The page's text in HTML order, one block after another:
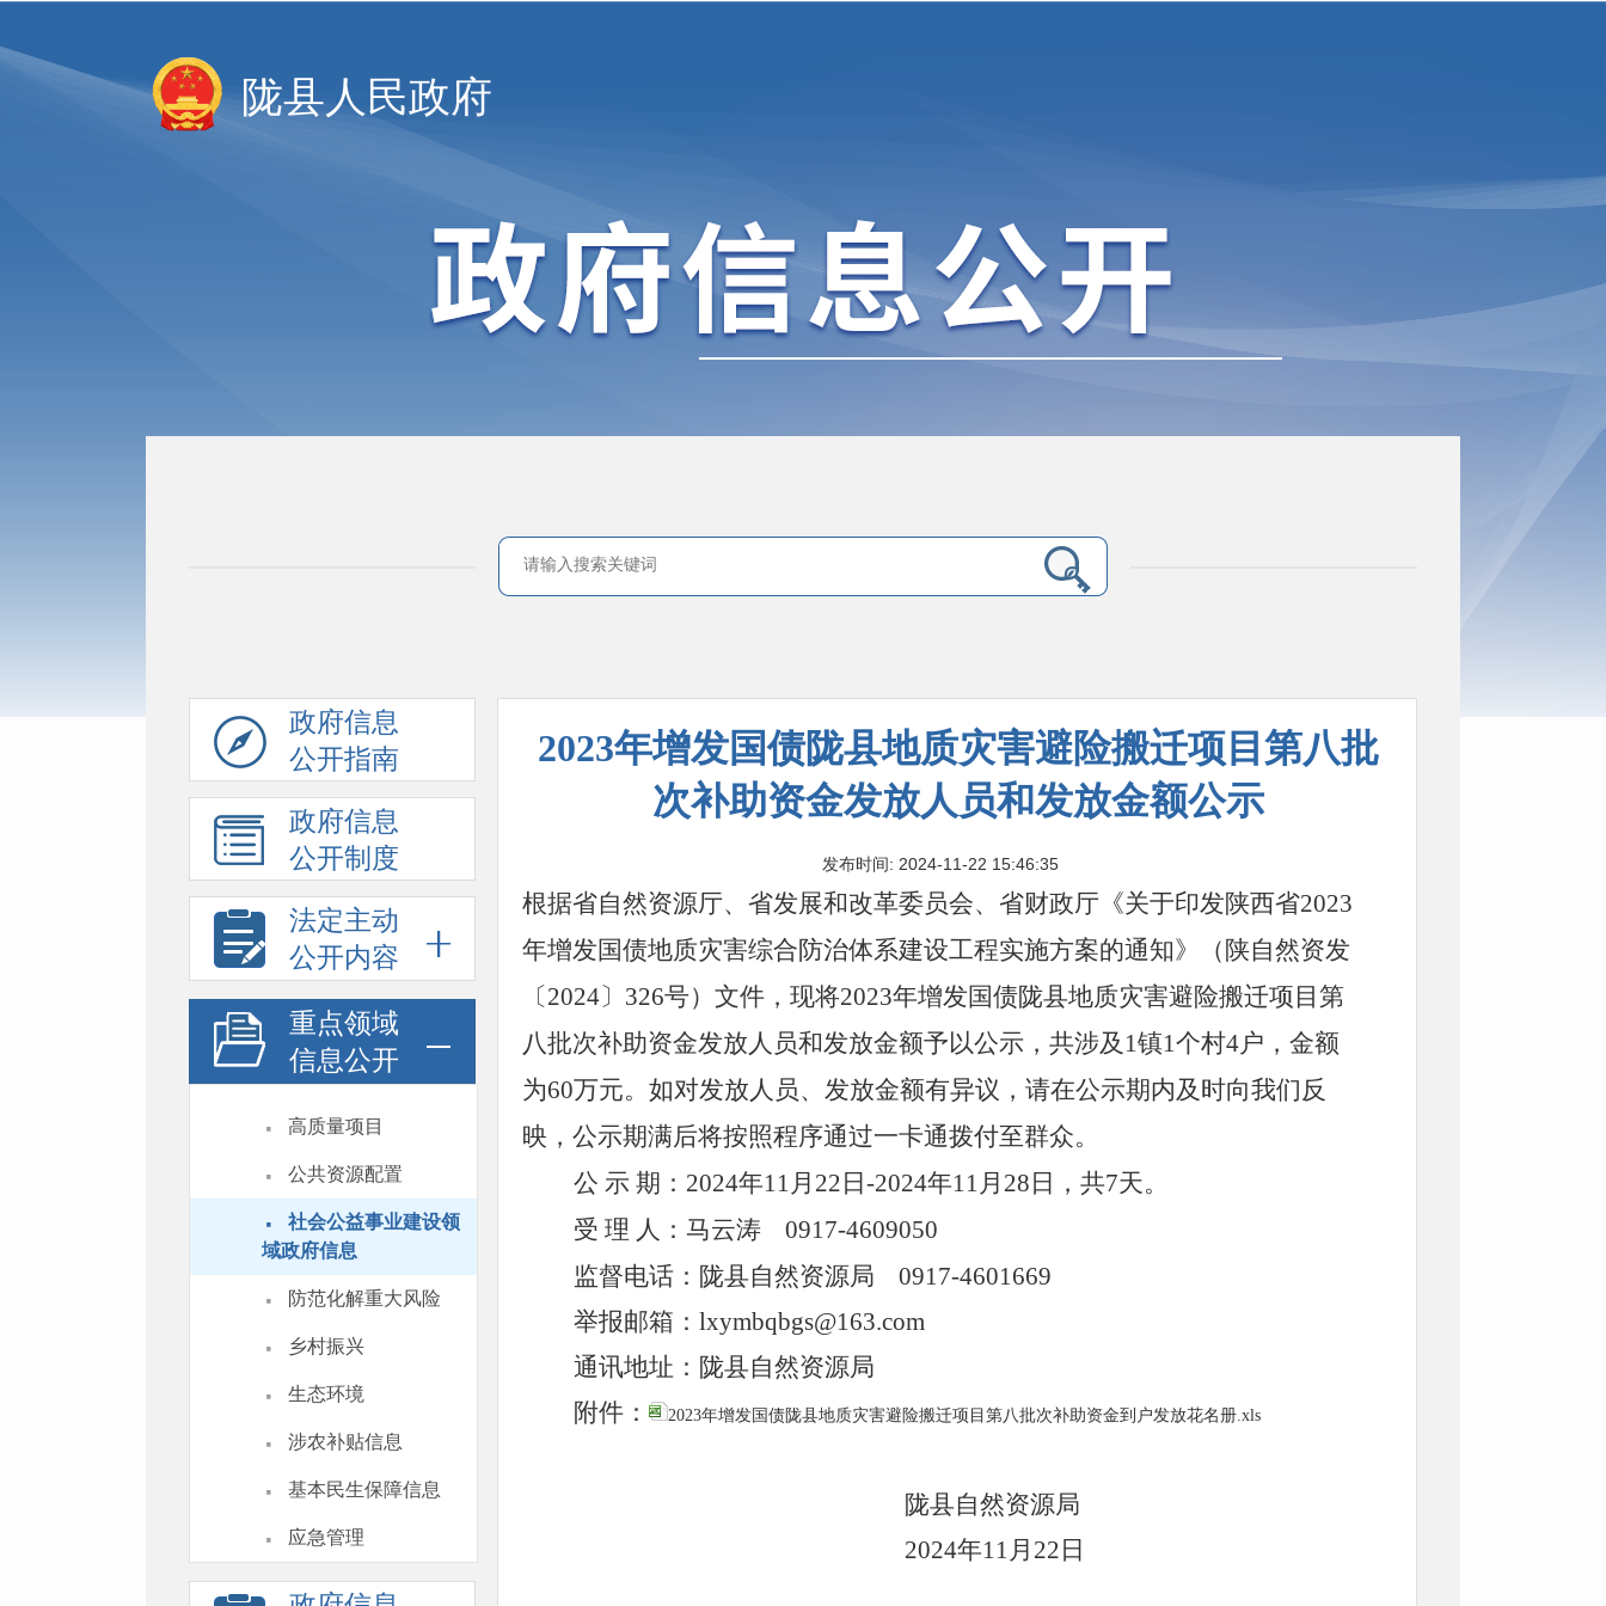
陇县人民政府
政府信息
公开指南
政府信息
公开制度
法定主动
公开内容
重点领域
信息公开
· 高质量项目
· 公共资源配置
·
社会公益事业建设领
域政府信息
· 防范化解重大风险
· 乡村振兴
· 生态环境
· 涉农补贴信息
· 基本民生保障信息
· 应急管理
2023年增发国债陇县地质灾害避险搬迁项目第八批
次补助资金发放人员和发放金额公示
发布时间: 2024-11-22 15:46:35
根据省自然资源厅、省发展和改革委员会、省财政厅《关于印发陕西省2023
年增发国债地质灾害综合防治体系建设工程实施方案的通知》（陕自然资发
〔2024〕 326号）文件 ， 现将2023年增发国债陇县地质灾害避险搬迁项目第
八批次补助资金发放人员和发放金额予以公示 ，共涉及 1镇1个村4户，金额
为60万元。 如对发放人员、发放金额有异议，请在公示期内及时向我们反
映，公示期满后将按照程序通过一卡通拨付至群众。
公 示 期： 2024年11月 22 日 -2024年11月 28 日，共7天。
受 理 人：马云涛 0917-4609050
监督电话： 陇县自然资源局 0917-4601669
举报邮箱： lxymbqbgs@163.com
通讯地址： 陇县自然资源局
附件：
2023年增发国债陇县地质灾害避险搬迁项目第八批次补助资金到户发放花名册.xls
陇县自然资源局
2024年11月 22 日